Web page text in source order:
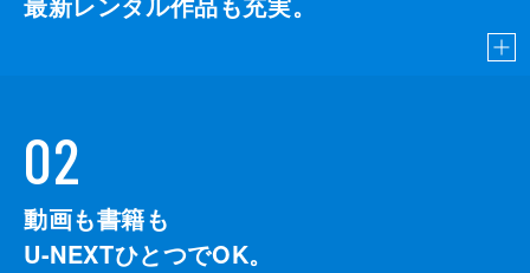
02
動画も書籍も
U-NEXTひとつでOK。